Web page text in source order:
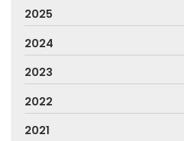
2025
2024
2023
2022
2021